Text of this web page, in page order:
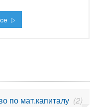
по мат.капиталу (2)